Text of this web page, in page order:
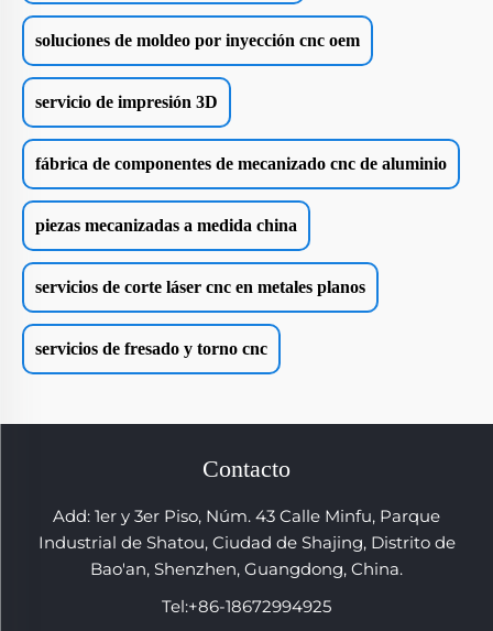
soluciones de moldeo por inyección cnc oem
servicio de impresión 3D
fábrica de componentes de mecanizado cnc de aluminio
piezas mecanizadas a medida china
servicios de corte láser cnc en metales planos
servicios de fresado y torno cnc
Contacto
Add: 1er y 3er Piso, Núm. 43 Calle Minfu, Parque
Industrial de Shatou, Ciudad de Shajing, Distrito de
Bao'an, Shenzhen, Guangdong, China.
Tel:+86-18672994925